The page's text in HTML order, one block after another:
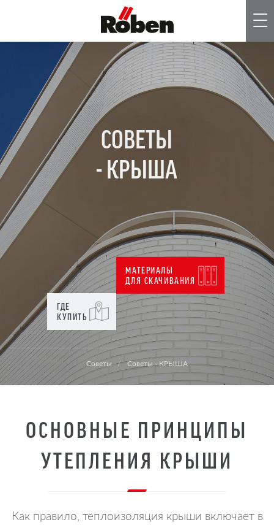
СОВЕТЫ
- КРЫША
ГДЕ
КУПИТЬ
МАТЕРИАЛЫ
ДЛЯ СКАЧИВАНИЯ
Советы Советы - КРЫША
ОСНОВНЫЕ ПРИНЦИПЫ
УТЕПЛЕНИЯ КРЫШИ
Как правило, теплоизоляция крыши включает в